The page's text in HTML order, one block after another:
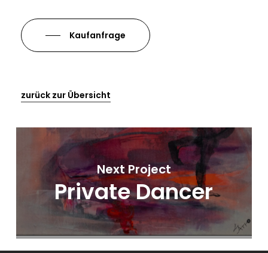
Kaufanfrage
zurück zur Übersicht
Next Project
Private Dancer